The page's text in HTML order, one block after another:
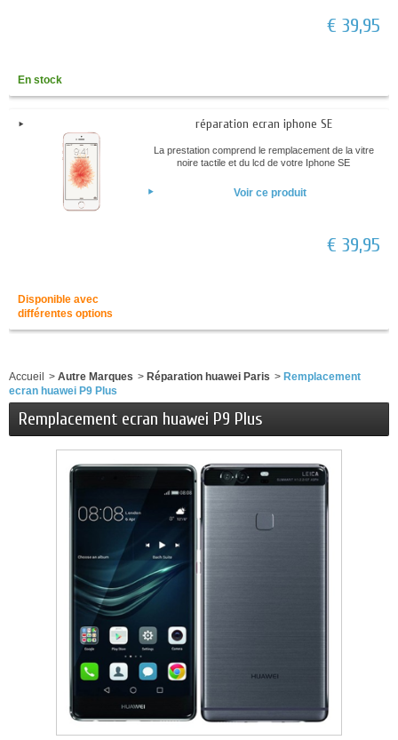
€ 39,95
En stock
réparation ecran iphone SE
La prestation comprend le remplacement de la vitre
noire tactile et du lcd de votre Iphone SE
Voir ce produit
€ 39,95
Disponible avec
différentes options
Accueil > Autre Marques > Réparation huawei Paris > Remplacement
ecran huawei P9 Plus
Remplacement ecran huawei P9 Plus